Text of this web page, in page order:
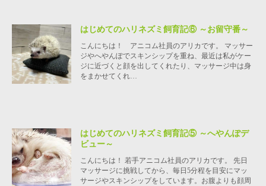
はじめてのハリネズミ飼育記⑥ ～お留守番～
こんにちは！ アニコム社員のアリカです。 マッサー
ジやへやんぽでスキンシップを重ね、最近は私がケー
ジに近づくと顔を出してくれたり、マッサージ中は身
をまかせてくれ…
はじめてのハリネズミ飼育記⑤ ～へやんぽデ
ビュー～
こんにちは！ 若手アニコム社員のアリカです。 先日
マッサージに挑戦してから、毎日5分程を目安にマッ
サージやスキンシップをしています。お腹よりも顔周